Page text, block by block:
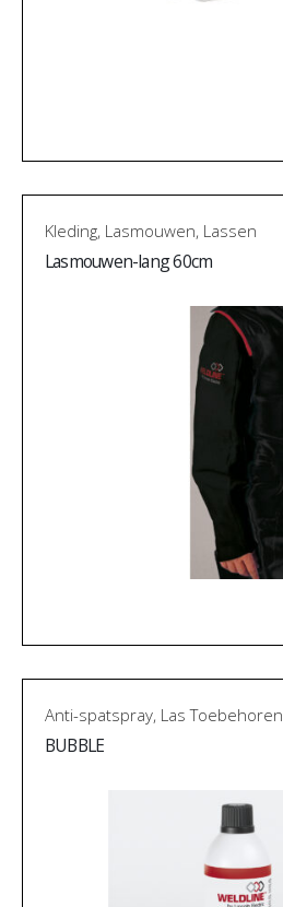
Kleding, Lasmouwen, Lassen
Lasmouwen-lang 60cm
Anti-spatspray, Las Toebehoren
BUBBLE